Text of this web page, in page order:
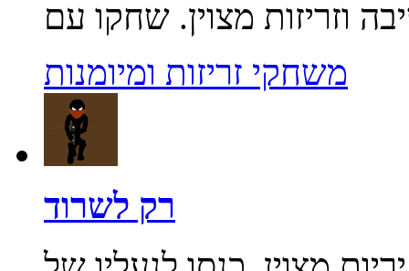
משחקי זריזות ומיומנות
רק לשרוד